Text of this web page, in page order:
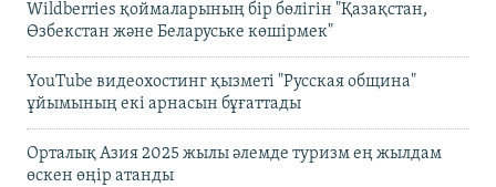
Wildberries қоймаларының бір бөлігін "Қазақстан,
Өзбекстан және Беларуське көшірмек"
YouTube видеохостинг қызметі "Русская община"
ұйымының екі арнасын бұғаттады
Орталық Азия 2025 жылы әлемде туризм ең жылдам
өскен өңір атанды